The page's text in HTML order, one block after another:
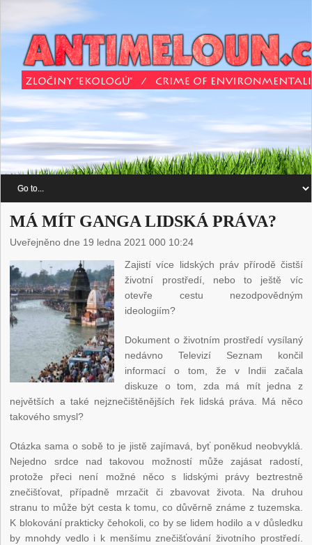
MÁ MÍT GANGA LIDSKÁ PRÁVA?
Uveřejněno dne 19 ledna 2021 000 10:24
Zajistí více lidských práv přírodě čistší
životní prostředí, nebo to ještě víc
otevře cestu nezodpovědným
ideologiím?
Dokument o životním prostředí vysílaný
nedávno Televizí Seznam končil
informací o tom, že v Indii začala
diskuze o tom, zda má mít jedna z
největších a také nejznečištěnějších řek lidská práva. Má něco
takového smysl?
Otázka sama o sobě to je jistě zajímavá, byť poněkud neobvyklá.
Nejedno srdce nad takovou možností může zajásat radostí,
protože přeci není možné něco s lidskými právy beztrestně
znečišťovat, případně mrzačit či zbavovat života. Na druhou
stranu to může být cesta k tomu, co důvěrně známe z tuzemska.
K blokování prakticky čehokoli, co by se lidem hodilo a v důsledku
by mnohdy vedlo i k menšímu znečišťování životního prostředí.